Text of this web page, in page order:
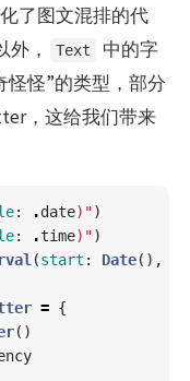
了图文混排的代
外， Text
中的字
怪”的类型，部分
，这给我们带来
: .date) ")
: .time) ")
(start : Date(),
= {
()